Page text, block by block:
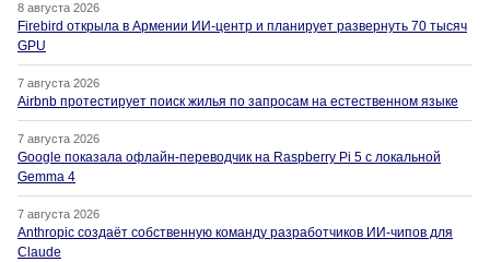
8 августа 2026
Firebird открыла в Армении ИИ-центр и планирует развернуть 70 тысяч
GPU
7 августа 2026
Airbnb протестирует поиск жилья по запросам на естественном языке
7 августа 2026
Google показала офлайн-переводчик на Raspberry Pi 5 с локальной
Gemma 4
7 августа 2026
Anthropic создаёт собственную команду разработчиков ИИ-чипов для
Claude